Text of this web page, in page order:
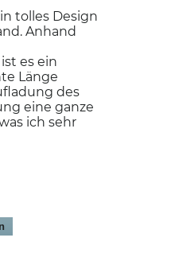
tolles Design
Anhand
es ein
Länge
des
eine ganze
ich sehr